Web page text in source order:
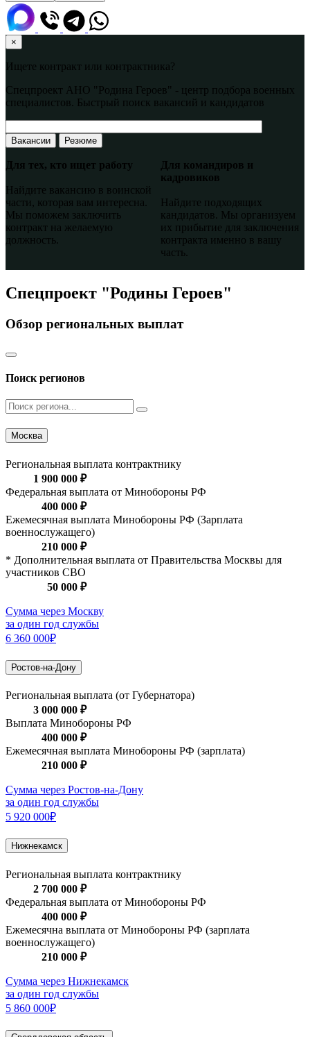
×
Ищете контракт или контрактника?
Спецпроект АНО "Родина Героев" - центр подбора военных
специалистов. Быстрый поиск вакансий и кандидатов
Вакансии Резюме
Для тех, кто ищет работу
Найдите вакансию в воинской
части, которая вам интересна.
Мы поможем заключить
контракт на желаемую
должность.
Для командиров и
кадровиков
Найдите подходящих
кандидатов. Мы организуем
их прибытие для заключения
контракта именно в вашу
часть.
Спецпроект "Родины Героев"
Обзор региональных выплат
Поиск регионов
Москва
Региональная выплата контрактнику
1 900 000 ₽
Федеральная выплата от Минобороны РФ
400 000 ₽
Ежемесячная выплата Минобороны РФ (Зарплата
военнослужащего)
210 000 ₽
* Дополнительная выплата от Правительства Москвы для
участников СВО
50 000 ₽
Сумма через Москву
за один год службы
6 360 000₽
Ростов-на-Дону
Региональная выплата (от Губернатора)
3 000 000 ₽
Выплата Минобороны РФ
400 000 ₽
Ежемесячная выплата Минобороны РФ (зарплата)
210 000 ₽
Сумма через Ростов-на-Дону
за один год службы
5 920 000₽
Нижнекамск
Региональная выплата контрактнику
2 700 000 ₽
Федеральная выплата от Минобороны РФ
400 000 ₽
Ежемесячна выплата от Минобороны РФ (зарплата
военнослужащего)
210 000 ₽
Сумма через Нижнекамск
за один год службы
5 860 000₽